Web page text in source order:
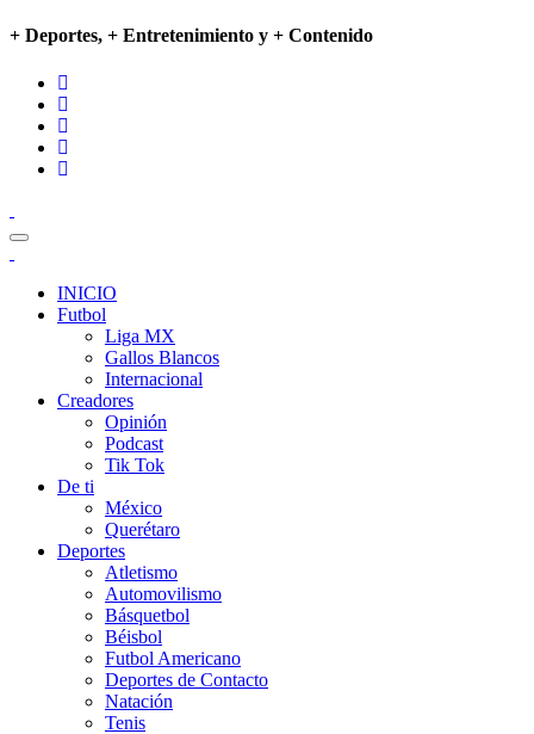
+ Deportes, + Entretenimiento y + Contenido
INICIO
Futbol
Liga MX
Gallos Blancos
Internacional
Creadores
Opinión
Podcast
Tik Tok
De ti
México
Querétaro
Deportes
Atletismo
Automovilismo
Básquetbol
Béisbol
Futbol Americano
Deportes de Contacto
Natación
Tenis